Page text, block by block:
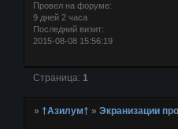
Провел на форуме:
9 дней 2 часа
Последний визит:
2015-08-08 15:56:19
Страница: 1
»†Азилум† »Экранизации